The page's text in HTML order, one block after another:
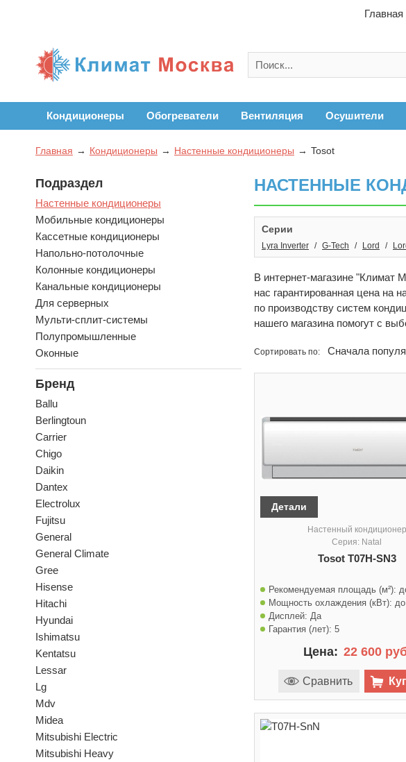
Главная
Кондиционеры Обогреватели Вентиляция Осушители
Главная Кондиционеры Настенные кондиционеры Tosot
НАСТЕННЫЕ
Серии
Lyra Inverter G-Tech Lord
В интернет-магазине "Климат
нас гарантированная цена на
по производству систем
нашего магазина помогут с
Сортировать по:
Детали
Настенный кондиционер
Серия: Natal
Tosot T07H-SN3
Рекомендуемая площадь (м²):
Мощность охлаждения (кВт):
Дисплей: Да
Гарантия (лет): 5
Цена: 22 600
Сравнить
Подраздел
Настенные кондиционеры
Мобильные кондиционеры
Кассетные кондиционеры
Напольно-потолочные
Колонные кондиционеры
Канальные кондиционеры
Для серверных
Мульти-сплит-системы
Полупромышленные
Оконные
Бренд
Ballu
Berlingtoun
Carrier
Chigo
Daikin
Dantex
Electrolux
Fujitsu
General
General Climate
Gree
Hisense
Hitachi
Hyundai
Ishimatsu
Kentatsu
Lessar
Lg
Mdv
Midea
Mitsubishi Electric
Mitsubishi Heavy